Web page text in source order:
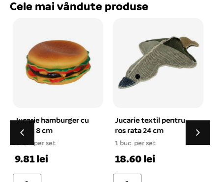
Cele mai vândute produse
Jucarie textil pentru
ros rata 24 cm
1 buc. per set
18.60 lei
Lesa chinga cu zgarda
1,5*116 cm
1 buc. per set
24.55 lei